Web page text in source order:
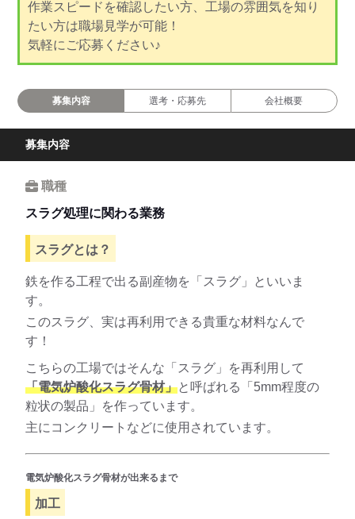
作業スピードを確認したい方、工場の雰囲気を知り
たい方は職場見学が可能！
気軽にご応募ください♪
募集内容 選考・応募先 会社概要
募集内容
職種
スラグ処理に関わる業務
スラグとは？
鉄を作る工程で出る副産物を「スラグ」といいま
す。
このスラグ、実は再利用できる貴重な材料なんで
す！
こちらの工場ではそんな「スラグ」を再利用して
「電気炉酸化スラグ骨材」と呼ばれる「5mm程度の
粒状の製品」を作っています。
主にコンクリートなどに使用されています。
電気炉酸化スラグ骨材が出来るまで
加工